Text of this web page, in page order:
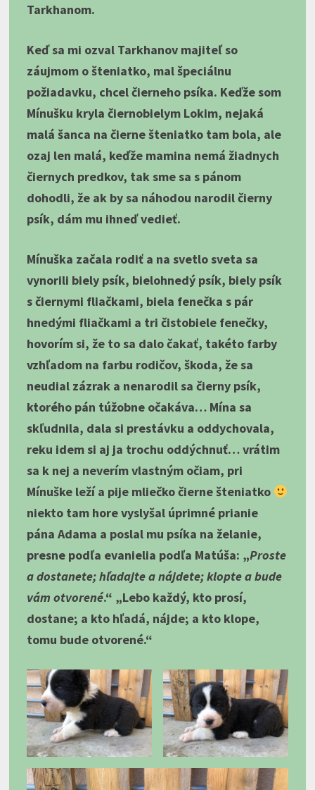
Tarkhanom.
Keď sa mi ozval Tarkhanov majiteľ so
záujmom o šteniatko, mal špeciálnu
požiadavku, chcel čierneho psíka. Keďže som
Mínušku kryla čiernobielym Lokim, nejaká
malá šanca na čierne šteniatko tam bola, ale
ozaj len malá, keďže mamina nemá žiadnych
čiernych predkov, tak sme sa s pánom
dohodli, že ak by sa náhodou narodil čierny
psík, dám mu ihneď vedieť.
Mínuška začala rodiť a na svetlo sveta sa
vynorili biely psík, bielohnedý psík, biely psík
s čiernymi fliačkami, biela fenečka s pár
hnedými fliačkami a tri čistobiele fenečky,
hovorím si, že to sa dalo čakať, takéto farby
vzhľadom na farbu rodičov, škoda, že sa
neudial zázrak a nenarodil sa čierny psík,
ktorého pán túžobne očakáva… Mína sa
skľudnila, dala si prestávku a oddychovala,
reku idem si aj ja trochu oddýchnuť… vrátim
sa k nej a neverím vlastným očiam, pri
Mínuške leží a pije mliečko čierne šteniatko
niekto tam hore vyslyšal úprimné prianie
pána Adama a poslal mu psíka na želanie,
presne podľa evanielia podľa Matúša: „Proste
a dostanete; hľadajte a nájdete; klopte a bude
vám otvorené.“ „Lebo každý, kto prosí,
dostane; a kto hľadá, nájde; a kto klope,
tomu bude otvorené.“